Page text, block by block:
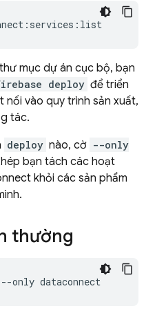
mục dự án cục bộ, bạn
deploy để triển
nối vào quy trình sản xuất,
tác.
deploy nào, cờ --only
bạn tách các hoạt
khỏi các sản phẩm
thường
--only dataconnect